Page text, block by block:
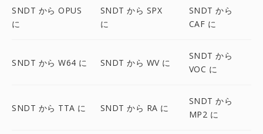
SNDT から OPUS
に
SNDT から SPX
に
SNDT から
CAF に
SNDT から W64 に SNDT から WV に
SNDT から
VOC に
SNDT から TTA に SNDT から RA に
SNDT から
MP2 に